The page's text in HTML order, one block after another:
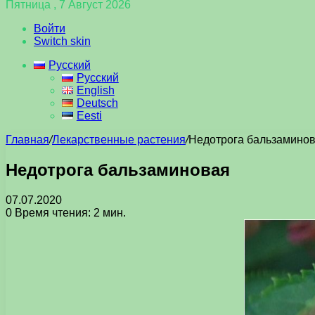
Пятница , 7 Август 2026
Войти
Switch skin
Русский
Русский
English
Deutsch
Eesti
Главная/Лекарственные растения/Недотрога
Недотрога бальзаминовая
07.07.2020
0 Время чтения: 2 мин.